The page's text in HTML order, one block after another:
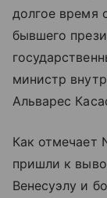
долгое время
бывшего
министр
Альварес
Как отмечает
пришли к
Венесуэлу и